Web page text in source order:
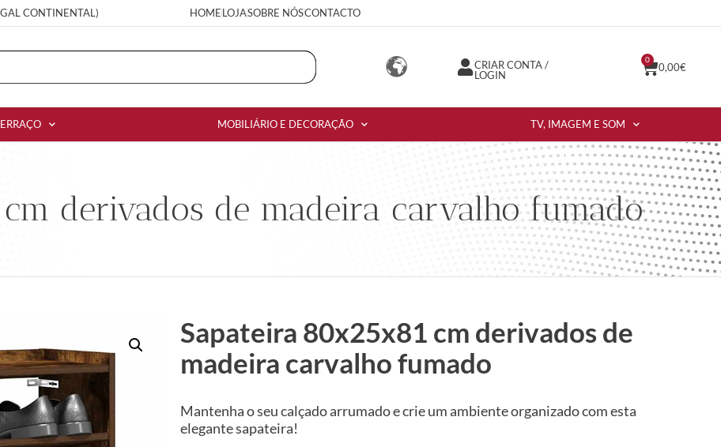
CONTINENTAL) HOMELOJASOBRE NÓSCONTACTO
CRIAR CONTA /
LOGIN
0,00€
0
MOBILIÁRIO E DECORAÇÃO TV, IMAGEM E SOM
derivados de madeira carvalho fumado
Sapateira 80x25x81 cm derivados de
madeira carvalho fumado
Mantenha o seu calçado arrumado e crie um ambiente organizado com esta
elegante sapateira!